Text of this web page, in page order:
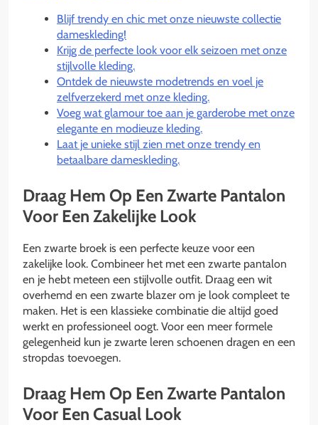
Blijf trendy en chic met onze nieuwste collectie
dameskleding!
Krijg de perfecte look voor elk seizoen met onze
stijlvolle kleding.
Ontdek de nieuwste modetrends en voel je
zelfverzekerd met onze kleding.
Voeg wat glamour toe aan je garderobe met onze
elegante en modieuze kleding.
Laat je unieke stijl zien met onze trendy en
betaalbare dameskleding.
Draag Hem Op Een Zwarte Pantalon
Voor Een Zakelijke Look
Een zwarte broek is een perfecte keuze voor een
zakelijke look. Combineer het met een zwarte pantalon
en je hebt meteen een stijlvolle outfit. Draag een wit
overhemd en een zwarte blazer om je look compleet te
maken. Het is een klassieke combinatie die altijd goed
werkt en professioneel oogt. Voor een meer formele
gelegenheid kun je zwarte leren schoenen dragen en een
stropdas toevoegen.
Draag Hem Op Een Zwarte Pantalon
Voor Een Casual Look